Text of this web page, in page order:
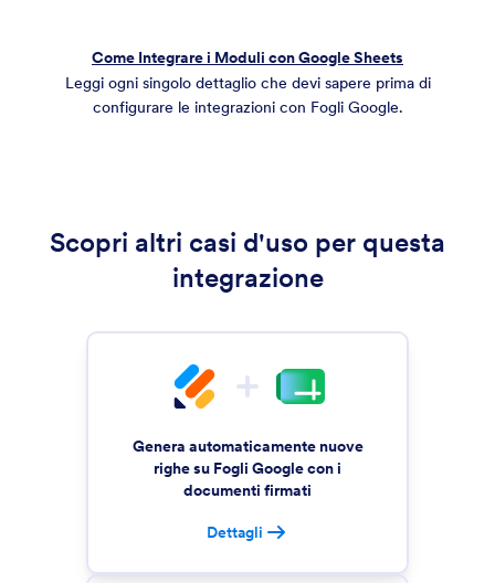
Come Integrare i Moduli con Google Sheets
Leggi ogni singolo dettaglio che devi sapere prima di
configurare le integrazioni con Fogli Google.
Scopri altri casi d'uso per questa
integrazione
Genera automaticamente nuove
righe su Fogli Google con i
documenti firmati
Dettagli